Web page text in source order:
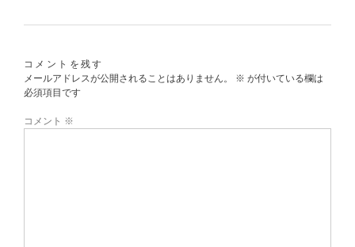
コメントを残す
メールアドレスが公開されることはありません。
※ が付いている欄は
必須項目です
コメント ※